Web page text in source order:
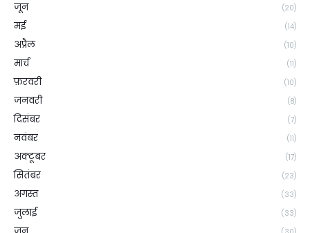
जून (20)
मई (14)
अप्रैल (10)
मार्च (11)
फ़रवरी (10)
जनवरी (8)
दिसंबर (7)
नवंबर (11)
अक्टूबर (17)
सितंबर (23)
अगस्त (33)
जुलाई (33)